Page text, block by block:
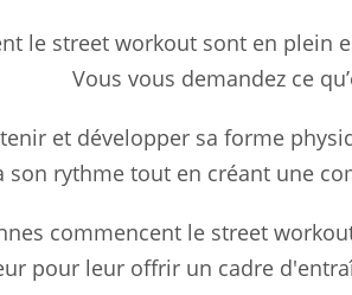
le street workout sont en plein
Vous vous demandez ce
et développer sa forme
son rythme tout en créant une
commencent le street
pour leur offrir un cadre